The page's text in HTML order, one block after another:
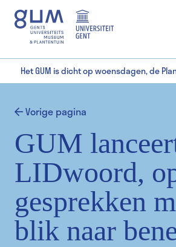
Het GUM is dicht op woensdagen, de
Vorige pagina
GUM
LIDwoord,
gesprekken
blik naar